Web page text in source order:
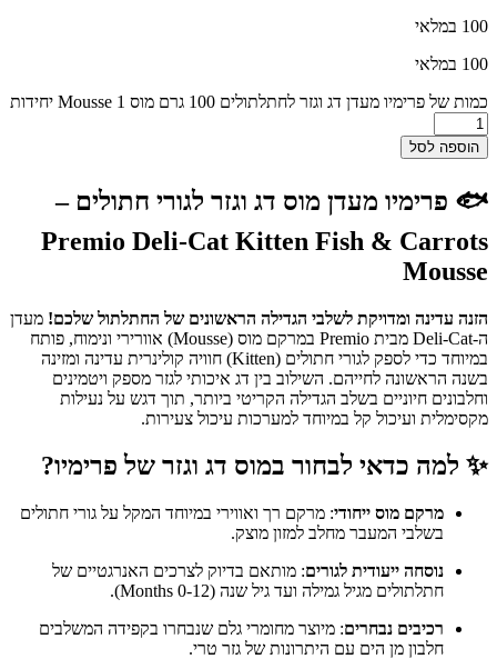
100 במלאי
100 במלאי
כמות של פרימיו מעדן דג וגזר לחתלתולים 100 גרם מוס Mousse 1 יחידות
הוספה לסל
🐟 פרימיו מעדן מוס דג וגזר לגורי חתולים –
Premio Deli-Cat Kitten Fish & Carrots
Mousse
הזנה עדינה ומדויקת לשלבי הגדילה הראשונים של החתלתול שלכם! מעדן
ה-Deli-Cat מבית Premio במרקם מוס (Mousse) אוורירי ונימוח, פותח
במיוחד כדי לספק לגורי חתולים (Kitten) חוויה קולינרית עדינה ומזינה
בשנה הראשונה לחייהם. השילוב בין דג איכותי לגזר מספק ויטמינים
וחלבונים חיוניים בשלב הגדילה הקריטי ביותר, תוך דגש על נעילות
מקסימלית ועיכול קל במיוחד למערכות עיכול צעירות.
✨ למה כדאי לבחור במוס דג וגזר של פרימיו?
מרקם מוס ייחודי: מרקם רך ואווירי במיוחד המקל על גורי חתולים
בשלבי המעבר מחלב למזון מוצק.
נוסחה ייעודית לגורים: מותאם בדיוק לצרכים האנרגטיים של
חתלתולים מגיל גמילה ועד גיל שנה (Months 0-12).
רכיבים נבחרים: מיוצר מחומרי גלם שנבחרו בקפידה המשלבים
חלבון מן הים עם היתרונות של גזר טרי.